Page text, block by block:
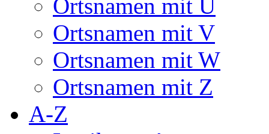
Ortsnamen mit U
Ortsnamen mit V
Ortsnamen mit W
Ortsnamen mit Z
A-Z